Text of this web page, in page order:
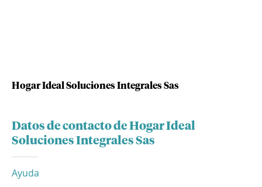
Hogar Ideal Soluciones Integrales Sas
Datos de contacto de Hogar Ideal
Soluciones Integrales Sas
Ayuda